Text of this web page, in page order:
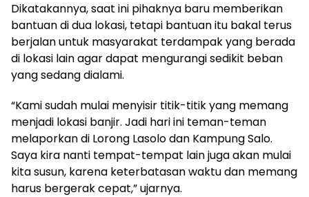
Dikatakannya, saat ini pihaknya baru memberikan
bantuan di dua lokasi, tetapi bantuan itu bakal terus
berjalan untuk masyarakat terdampak yang berada
di lokasi lain agar dapat mengurangi sedikit beban
yang sedang dialami.
“Kami sudah mulai menyisir titik-titik yang memang
menjadi lokasi banjir. Jadi hari ini teman-teman
melaporkan di Lorong Lasolo dan Kampung Salo.
Saya kira nanti tempat-tempat lain juga akan mulai
kita susun, karena keterbatasan waktu dan memang
harus bergerak cepat,” ujarnya.